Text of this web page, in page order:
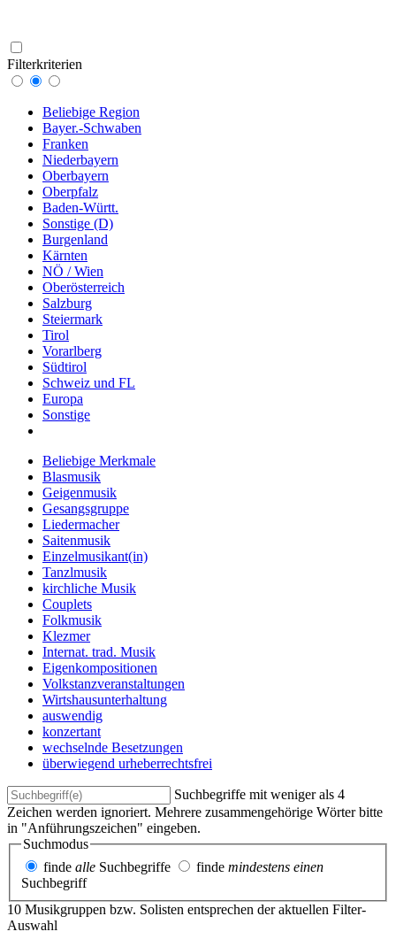
Filterkriterien
Beliebige Region
Bayer.-Schwaben
Franken
Niederbayern
Oberbayern
Oberpfalz
Baden-Württ.
Sonstige (D)
Burgenland
Kärnten
NÖ / Wien
Oberösterreich
Salzburg
Steiermark
Tirol
Vorarlberg
Südtirol
Schweiz und FL
Europa
Sonstige
Beliebige Merkmale
Blasmusik
Geigenmusik
Gesangsgruppe
Liedermacher
Saitenmusik
Einzelmusikant(in)
Tanzlmusik
kirchliche Musik
Couplets
Folkmusik
Klezmer
Internat. trad. Musik
Eigenkompositionen
Volkstanzveranstaltungen
Wirtshausunterhaltung
auswendig
konzertant
wechselnde Besetzungen
überwiegend urheberrechtsfrei
Suchbegriffe mit weniger als 4
Zeichen werden ignoriert. Mehrere zusammengehörige Wörter bitte
in "Anführungszeichen" eingeben.
Suchmodus
finde alle Suchbegriffe finde mindestens einen
Suchbegriff
10 Musikgruppen bzw. Solisten entsprechen der aktuellen Filter-
Auswahl